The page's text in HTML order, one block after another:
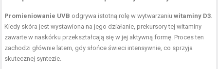
Promieniowanie UVB odgrywa istotną rolę w wytwarzaniuwitaminy D3
Kiedy skóra jest wystawiona na jego działanie, prekursory tej witaminy
zawarte w naskórku przekształcają się w jej aktywną formę. Proces ten
zachodzi głównie latem, gdy słońce świeci intensywnie, co sprzyja
skutecznej syntezie.